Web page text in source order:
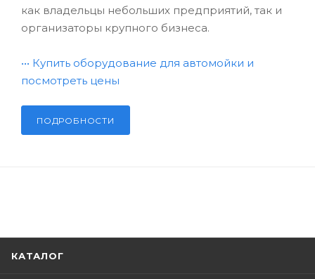
как владельцы небольших предприятий, так и
организаторы крупного бизнеса.
••• Купить оборудование для автомойки и
посмотреть цены
ПОДРОБНОСТИ
КАТАЛОГ